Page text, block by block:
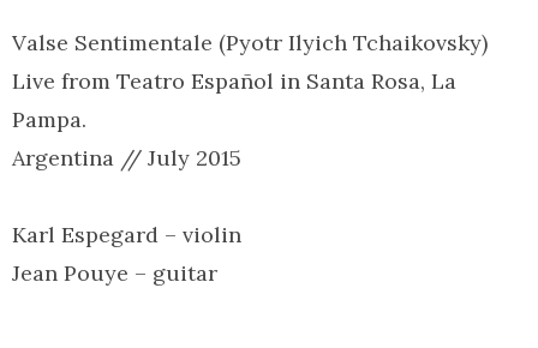
Valse Sentimentale (Pyotr Ilyich Tchaikovsky)
Live from Teatro Español in Santa Rosa, La
Pampa.
Argentina // July 2015
Karl Espegard – violin
Jean Pouye – guitar